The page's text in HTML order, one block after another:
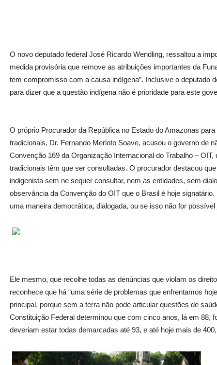
O novo deputado federal José Ricardo Wendling, ressaltou a
medida provisória que remove as atribuições importantes da
tem compromisso com a causa indígena”. Inclusive o deputado
para dizer que a questão indígena não é prioridade para este
O próprio Procurador da República no Estado do Amazonas
tradicionais, Dr. Fernando Merloto Soave, acusou o governo de
Convenção 169 da Organização Internacional do Trabalho –
tradicionais têm que ser consultadas. O procurador destacou
indigenista sem ne sequer consultar, nem as entidades, sem
observância da Convenção do OIT que o Brasil é hoje
uma maneira democrática, dialogada, ou se isso não for
Ele mesmo, que recolhe todas as denúncias que violam os
reconhece que há “uma série de problemas que enfrentamos
principal, porque sem a terra não pode articular questões de
Constituição Federal determinou que com cinco anos, lá em 88,
deveriam estar todas demarcadas até 93, e até hoje mais de